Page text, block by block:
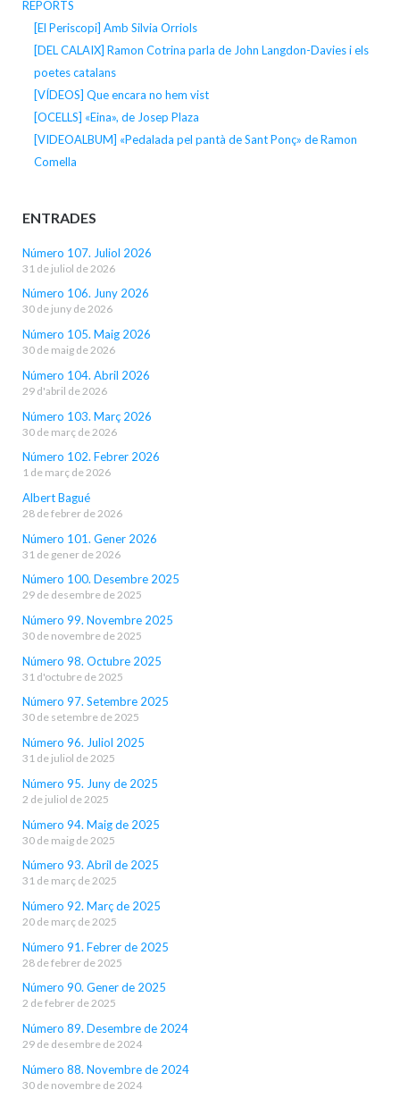
REPORTS
[El Periscopi] Amb Silvia Orriols
[DEL CALAIX] Ramon Cotrina parla de John Langdon-Davies i els
poetes catalans
[VÍDEOS] Que encara no hem vist
[OCELLS] «Eina», de Josep Plaza
[VIDEOALBUM] «Pedalada pel pantà de Sant Ponç» de Ramon
Comella
ENTRADES
Número 107. Juliol 2026
31 de juliol de 2026
Número 106. Juny 2026
30 de juny de 2026
Número 105. Maig 2026
30 de maig de 2026
Número 104. Abril 2026
29 d'abril de 2026
Número 103. Març 2026
30 de març de 2026
Número 102. Febrer 2026
1 de març de 2026
Albert Bagué
28 de febrer de 2026
Número 101. Gener 2026
31 de gener de 2026
Número 100. Desembre 2025
29 de desembre de 2025
Número 99. Novembre 2025
30 de novembre de 2025
Número 98. Octubre 2025
31 d'octubre de 2025
Número 97. Setembre 2025
30 de setembre de 2025
Número 96. Juliol 2025
31 de juliol de 2025
Número 95. Juny de 2025
2 de juliol de 2025
Número 94. Maig de 2025
30 de maig de 2025
Número 93. Abril de 2025
31 de març de 2025
Número 92. Març de 2025
20 de març de 2025
Número 91. Febrer de 2025
28 de febrer de 2025
Número 90. Gener de 2025
2 de febrer de 2025
Número 89. Desembre de 2024
29 de desembre de 2024
Número 88. Novembre de 2024
30 de novembre de 2024